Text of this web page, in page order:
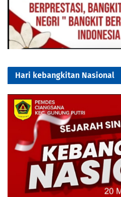
Hari kebangkitan Nasional